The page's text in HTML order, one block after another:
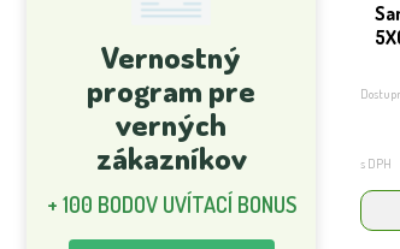
Vernostný
program pre
verných
zákazníkov
+ 100 BODOV UVÍTACÍ BONUS
s DPH